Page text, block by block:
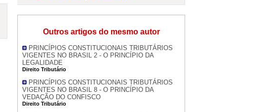
Outros artigos do mesmo autor
PRINCÍPIOS CONSTITUCIONAIS TRIBUTÁRIOS
VIGENTES NO BRASIL 2 - O PRINCÍPIO DA
LEGALIDADE
Direito Tributário
PRINCÍPIOS CONSTITUCIONAIS TRIBUTÁRIOS
VIGENTES NO BRASIL 8 - O PRINCÍPIO DA
VEDAÇÃO DO CONFISCO
Direito Tributário